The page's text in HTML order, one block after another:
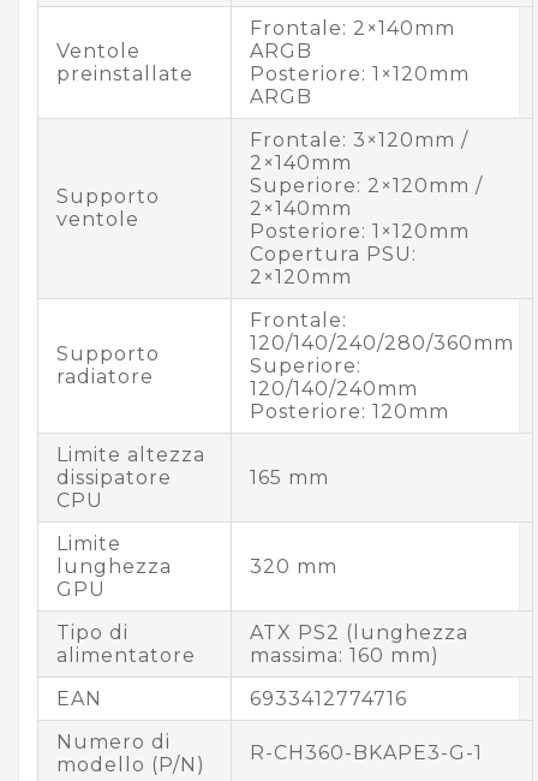
Ventole
preinstallate
Frontale: 2×140mm
ARGB
Posteriore: 1×120mm
ARGB
Supporto
ventole
Frontale: 3×120mm /
2×140mm
Superiore: 2×120mm /
2×140mm
Posteriore: 1×120mm
Copertura PSU:
2×120mm
Supporto
radiatore
Frontale:
120/140/240/280/360mm
Superiore:
120/140/240mm
Posteriore: 120mm
Limite altezza
dissipatore
CPU
165 mm
Limite
lunghezza
GPU
320 mm
Tipo di
alimentatore
ATX PS2 (lunghezza
massima: 160 mm)
EAN
6933412774716
Numero di
modello (P/N)
R-CH360-BKAPE3-G-1